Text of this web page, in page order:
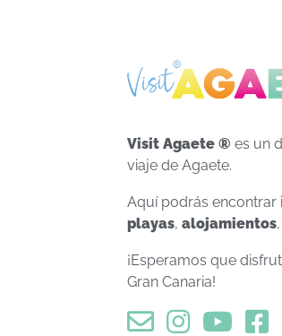
Visit Agaete ® es un
viaje de Agaete.
Aquí podrás
playas, alojamientos,
¡Esperamos que
Gran Canaria!